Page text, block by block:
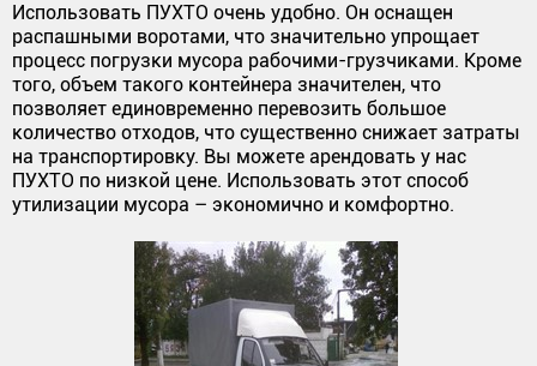
Использовать ПУХТО очень удобно. Он оснащен
распашными воротами, что значительно упрощает
процесс погрузки мусора рабочими-грузчиками. Кроме
того, объем такого контейнера значителен, что
позволяет единовременно перевозить большое
количество отходов, что существенно снижает затраты
на транспортировку. Вы можете арендовать у нас
ПУХТО по низкой цене. Использовать этот способ
утилизации мусора – экономично и комфортно.